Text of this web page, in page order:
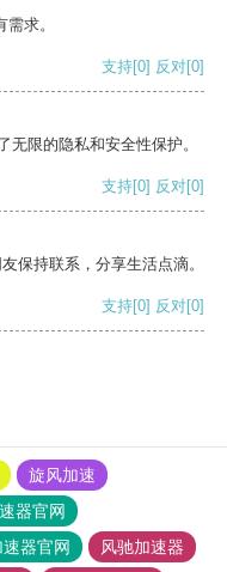
求。
支持[0] 反对[0]
限的隐私和安全性保护。
支持[0] 反对[0]
保持联系，分享生活点滴。
支持[0] 反对[0]
旋风加速
器官网
器官网
风驰加速器